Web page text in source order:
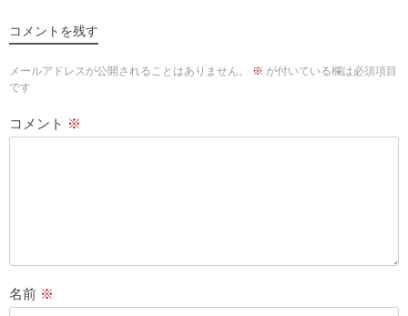
コメントを残す
メールアドレスが公開されることはありません。 ※ が付いている欄は必須項目
です
コメント ※
名前 ※